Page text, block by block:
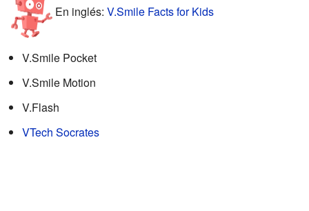
En inglés: V.Smile Facts for Kids
V.Smile Pocket
V.Smile Motion
V.Flash
VTech Socrates